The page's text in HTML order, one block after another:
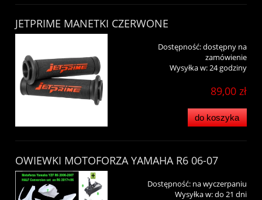
JETPRIME MANETKI CZERWONE
Dostępność:dostępny na
zamówienie
Wysyłka w:24 godziny
89,00 zł
do koszyka
OWIEWKI MOTOFORZA YAMAHA R6 06-07
Dostępność: na wyczerpaniu
Wysyłka w:do 21 dni